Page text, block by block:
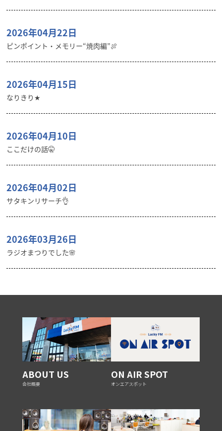
2026年04月22日
ピンポイント・メモリー“焼肉編”🍖
2026年04月15日
なりきり★
2026年04月10日
ここだけの話🤫
2026年04月02日
サタキンリサーチ👌
2026年03月26日
ラジオまつりでした🌸
ABOUT US
会社概要
ON AIR SPOT
オンエアスポット